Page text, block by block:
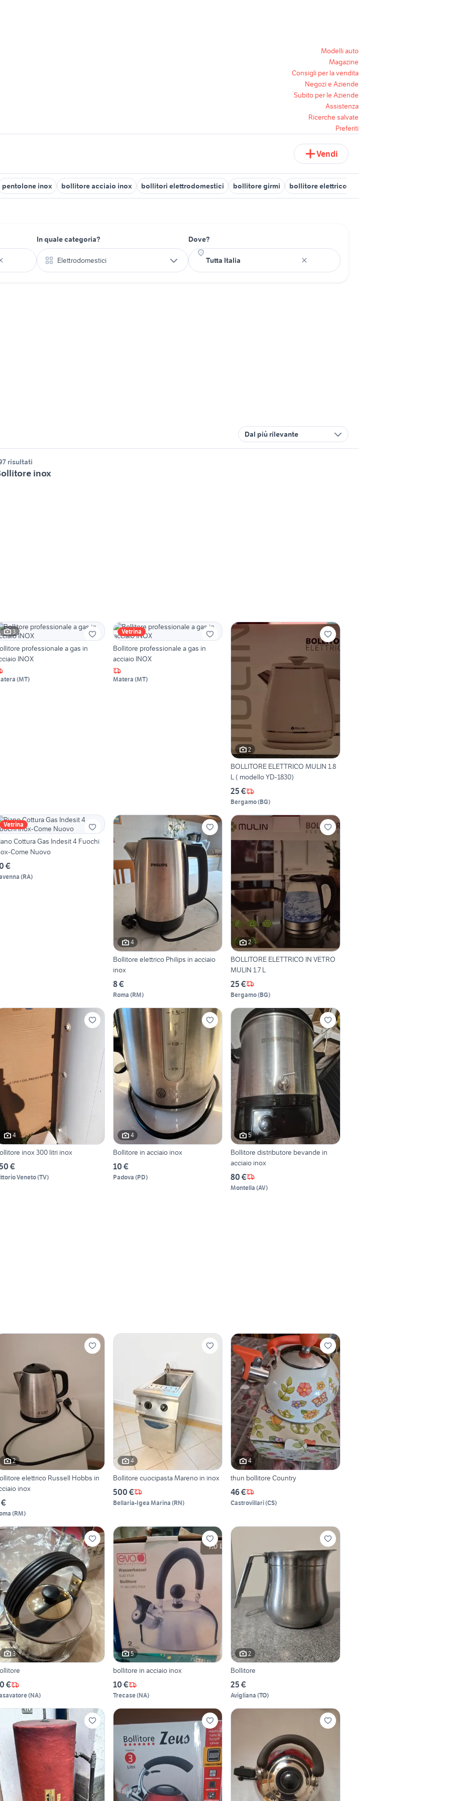
Modelli auto
Magazine
Consigli per la vendita
Negozi e Aziende
Subito per le Aziende
Assistenza
Ricerche salvate
Preferiti
Vendi
pentolone inox bollitore acciaio inox bollitori elettrodomestici bollitore girmi bollitore elettrico philips
In quale categoria?
Elettrodomestici
Dove?
Dal più rilevante
risultati
inox
3
professionale a gas in
INOX
(MT)
Vetrina
Bollitore professionale a gas in
acciaio INOX
Matera (MT)
2
BOLLITORE ELETTRICO MULIN 1.8
L ( modello YD-1830)
25 €
Bergamo(BG)
Vetrina
Cottura Gas Indesit 4 Fuochi
Come Nuovo
€
(RA)
4
Bollitore elettrico Philips in acciaio
inox
8 €
Roma (RM)
2
BOLLITORE ELETTRICO IN VETRO
MULIN 1.7 L
25 €
Bergamo(BG)
4
inox 300 litri inox
€
Veneto(TV)
4
Bollitore in acciaio inox
10 €
Padova (PD)
5
Bollitore distributore bevande in
acciaio inox
80 €
Montella (AV)
2
elettrico Russell Hobbs in
inox
(RM)
4
Bollitore cuocipasta Mareno in inox
500 €
Bellaria-Igea Marina (RN)
4
thun bollitore Country
46 €
Castrovillari(CS)
3
€
(NA)
5
bollitore in acciaio inox
10 €
Trecase(NA)
2
Bollitore
25 €
Avigliana (TO)